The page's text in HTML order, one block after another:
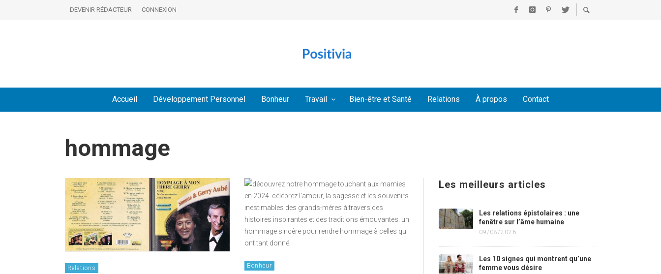
DEVENIR RÉDACTEUR CONNEXION
Accueil Développement Personnel Bonheur Travail Bien-être et Santé Relations À propos Contact
hommage
Relations Bonheur
Les meilleurs articles
Les relations épistolaires : une
fenêtre sur l’âme humaine
09/08/2026
Les 10 signes qui montrent qu’une
femme vous désire